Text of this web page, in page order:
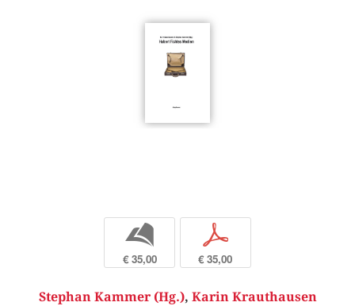
b
€ 35,00
p
€ 35,00
Stephan Kammer (Hg.), Karin Krauthausen